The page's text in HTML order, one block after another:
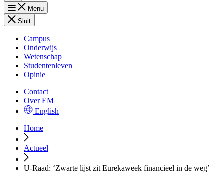
Menu
Sluit
Campus
Onderwijs
Wetenschap
Studentenleven
Opinie
Contact
Over EM
English
Home
Actueel
U-Raad: ‘Zwarte lijst zit Eurekaweek financieel in de weg’